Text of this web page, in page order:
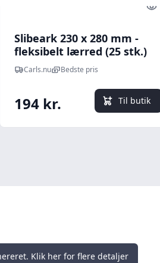
Slibeark 230 x 280 mm -
fleksibelt lærred (25 stk.)
Korn P120
Carls.nu Bedste pris
194 kr. Til butik
Klik her for flere detaljer